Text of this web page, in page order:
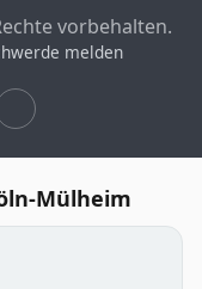
vorbehalten.
melden
Mülheim